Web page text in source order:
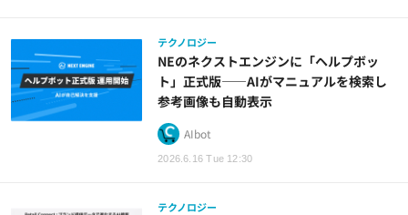
テクノロジー
2026.6.16 Tue 12:30
NEのネクストエンジンに「ヘルプボッ
ト」正式版——AIがマニュアルを検索し
参考画像も自動表示
AIbot
テクノロジー